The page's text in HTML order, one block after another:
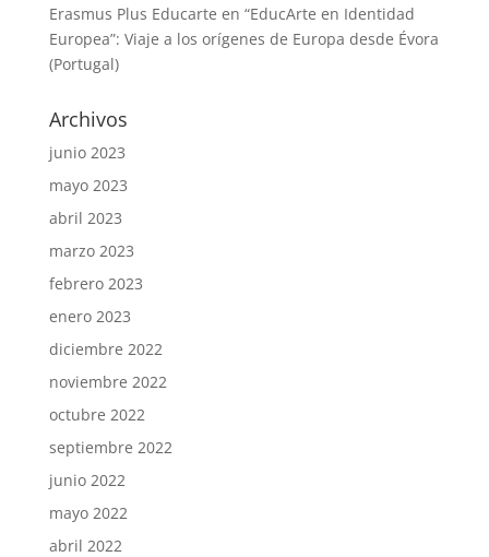
Erasmus Plus Educarte en “EducArte en Identidad
Europea”: Viaje a los orígenes de Europa desde Évora
(Portugal)
Archivos
junio 2023
mayo 2023
abril 2023
marzo 2023
febrero 2023
enero 2023
diciembre 2022
noviembre 2022
octubre 2022
septiembre 2022
junio 2022
mayo 2022
abril 2022